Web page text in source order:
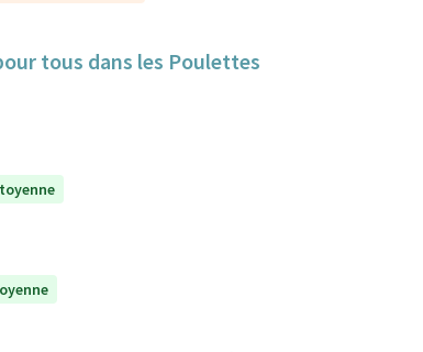
tous dans les Poulettes